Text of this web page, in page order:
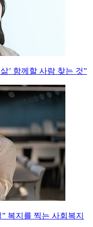
’ 함께할 사람 찾는 것”
복지를 찍는 사회복지